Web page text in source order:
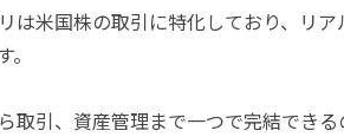
は米国株の取引に特化しており、リ
取引、資産管理まで一つで完結でき